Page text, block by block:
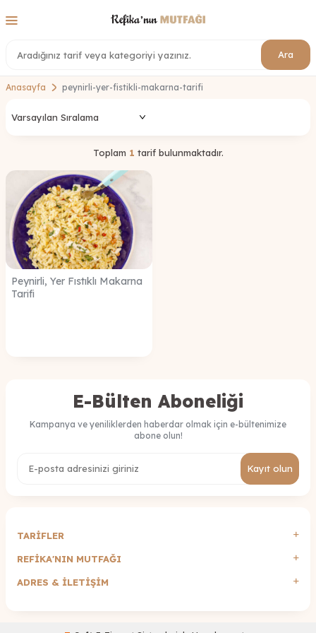
Ara
Anasayfa peynirli-yer-fistikli-makarna-tarifi
Toplam 1 tarif bulunmaktadır.
Peynirli, Yer Fıstıklı Makarna
Tarifi
E-Bülten Aboneliği
Kampanya ve yeniliklerden haberdar olmak için e-bültenimize
abone olun!
Kayıt olun
TARİFLER
REFİKA'NIN MUTFAĞI
ADRES & İLETIŞIM